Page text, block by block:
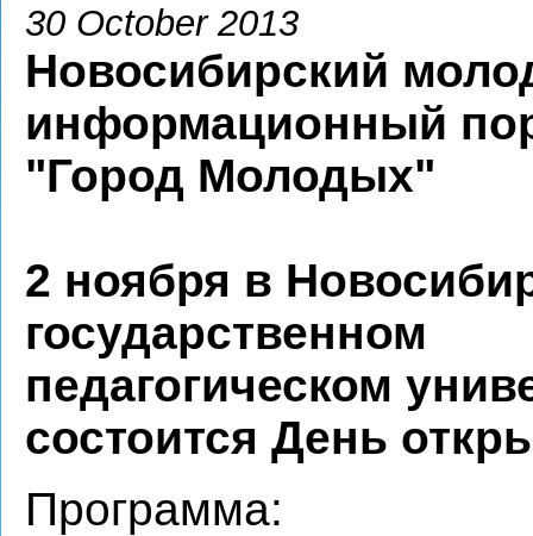
30 October 2013
Новосибирский
информационный
"Город Молодых"
2 ноября в
государственном
педагогическом
состоится День
Программа: